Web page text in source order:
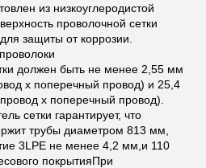
из низкоуглеродистой
проволочной сетки
защиты от коррозии.
должен быть не менее 2,55 мм
х поперечный провод) и 25,4
х поперечный провод).
сетки гарантирует, что
трубы диаметром 813 мм,
3LPE не менее 4,2 мм,и 110
покрытияПри